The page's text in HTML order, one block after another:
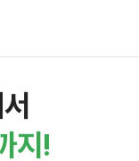
지!